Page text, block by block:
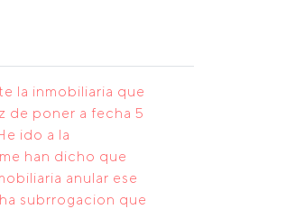
la inmobiliaria que
de poner a fecha 5
ido a la
han dicho que
anular ese
subrrogacion que